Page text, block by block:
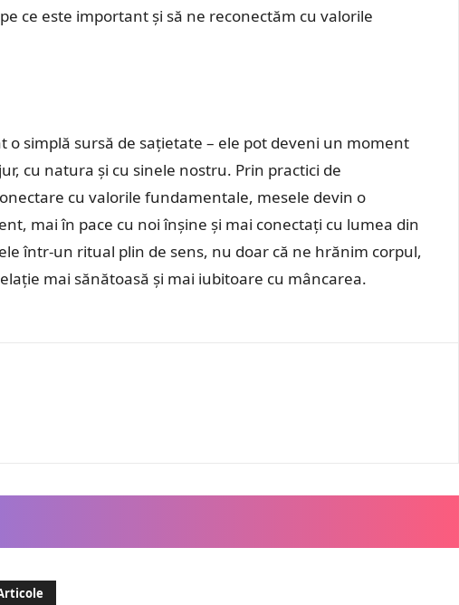
ce este important și să ne reconectăm cu valorile
o simplă sursă de sațietate – ele pot deveni un moment
cu natura și cu sinele nostru. Prin practici de
cu valorile fundamentale, mesele devin o
mai în pace cu noi înșine și mai conectați cu lumea din
într-un ritual plin de sens, nu doar că ne hrănim corpul,
mai sănătoasă și mai iubitoare cu mâncarea.